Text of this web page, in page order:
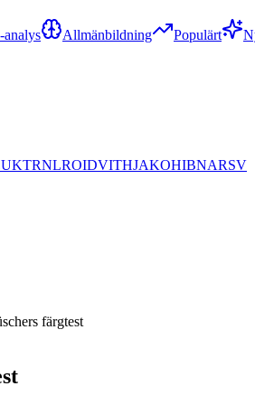
Allmänbildning Populärt
UKTRNLROIDVITHJAKOHIBNARSV
färgtest